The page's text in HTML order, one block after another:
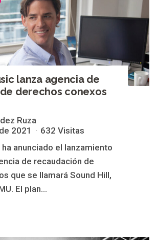
lanza agencia de
derechos conexos
Ruza
2021
632 Visitas
anunciado el lanzamiento
de recaudación de
que se llamará Sound Hill,
El plan...